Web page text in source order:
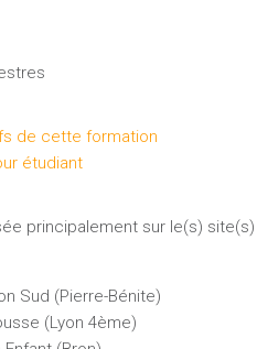
de cette formation
étudiant
principalement sur le(s) site(s)
Sud (Pierre-Bénite)
(Lyon 4ème)